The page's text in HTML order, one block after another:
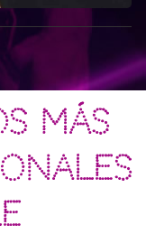
MÁS